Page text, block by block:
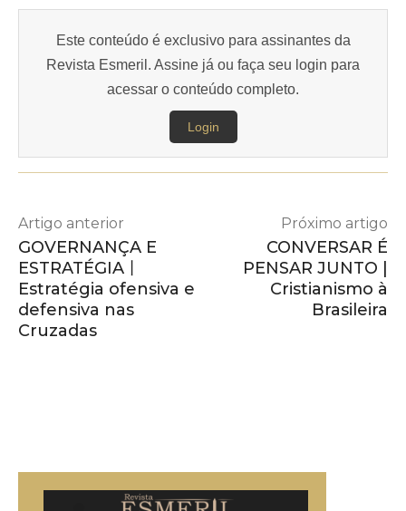
Este conteúdo é exclusivo para assinantes da
Revista Esmeril. Assine já ou faça seu login para
acessar o conteúdo completo.
Login
Artigo anterior
GOVERNANÇA E
ESTRATÉGIA丨
Estratégia ofensiva e
defensiva nas
Cruzadas
Próximo artigo
CONVERSAR É
PENSAR JUNTO |
Cristianismo à
Brasileira